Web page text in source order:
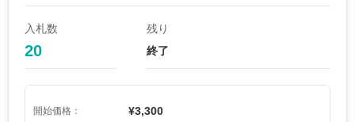
入札数
20
残り
終了
開始価格： ¥3,300